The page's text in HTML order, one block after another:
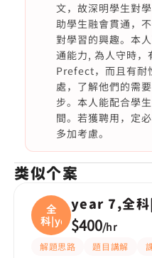
文，故深明學生對
助學生融會貫通，
對學習的興趣。本
通能力, 為人守時，
Prefect，而且有耐
處，了解他們的需
步。本人能配合學
間。若獲聘用，定
多加考慮。
类似个案
全
科|ye
year 7,全
$400/hr
解題思路 題目講解